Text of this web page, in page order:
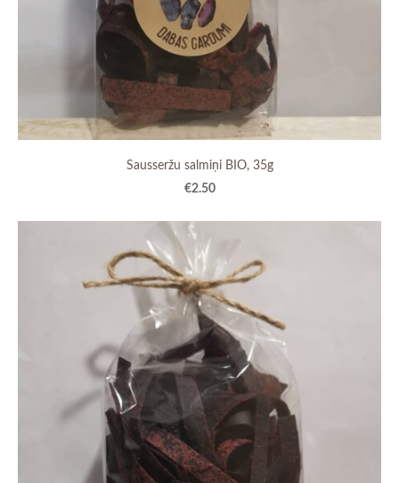
Sausseržu salmiņi BIO, 35g
€2.50